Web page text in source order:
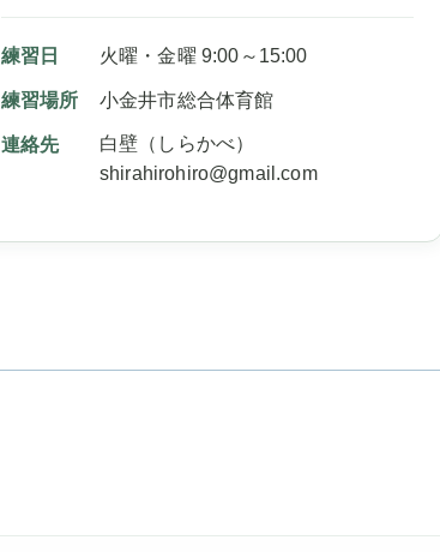
練習日 火曜・金曜 9:00～15:00
練習場所 小金井市総合体育館
連絡先
白壁（しらかべ）
shirahirohiro@gmail.com